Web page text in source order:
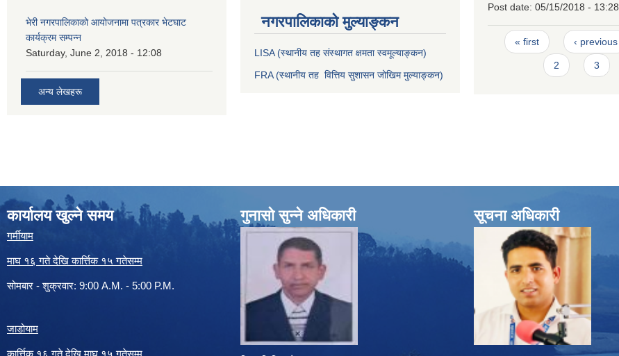
भेरी नगरपालिकाको आयोजनामा पत्रकार भेटघाट
कार्यक्रम सम्पन्न
Saturday, June 2, 2018 - 12:08
अन्य लेखहरू
नगरपालिकाको मुल्याङ्कन
LISA (स्थानीय तह संस्थागत क्षमता स्वमूल्याङ्कन)
FRA (स्थानीय तह वित्तिय सुशासन जोखिम मुल्याङ्कन)
Post date: 05/15/2018 - 13:28
Pages
« first ‹ previous
2 3
कार्यालय खुल्ने समय
गर्मीयाम
माघ १६ गते देखि कार्त्तिक १५ गतेसम्म
सोमबार - शुक्रवार: 9:00 A.M. - 5:00 P.M.
जाडोयाम
कार्त्तिक १६ गते देखि माघ १५ गतेसम्म
गुनासो सुन्ने अधिकारी सूचना अधिकारी